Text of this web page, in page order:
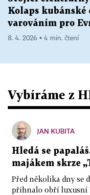
Kolaps kubánské
varováním pro
8. 4. 2026 ▪ 4 min. čtení
Vybíráme z
JAN KUBITA
Hledá se
majákem skrze
Před několika dny se
přihnalo obří luxusní